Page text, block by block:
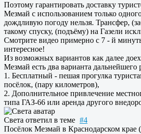
Поэтому гарантировать доставку
Мезмай с использованием только
дождливую погоду нельзя. Трансфер,
такому спуску, (подъёму) на Газели
Смотрите видео примерно с 7 - й
интересное!
Из возможных вариантов как далее
Мезмай есть два варианта дальнейшего
1. Бесплатный - пешая прогулка
посёлок, (пару километров),
2. Дополнительное привлечение
типа ГАЗ-66 или аренда другого
Света ответил в теме #4
Посёлок Мезмай в Краснодарском крае